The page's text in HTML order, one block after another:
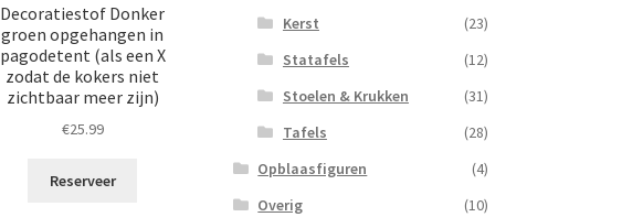
Decoratiestof Donker
groen opgehangen in
pagodetent (als een X
zodat de kokers niet
zichtbaar meer zijn)
€25.99
Reserveer
Kerst
(23)
Statafels
(12)
Stoelen & Krukken
(31)
Tafels
(28)
Opblaasfiguren
(4)
Overig
(10)